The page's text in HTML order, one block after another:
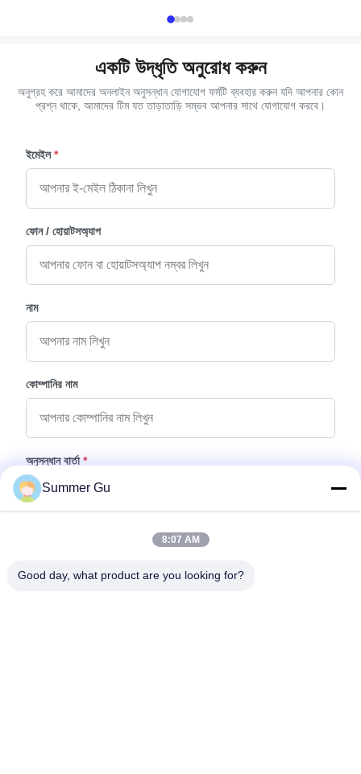
একটি উদ্ধৃতি অনুরোধ করুন
অনুগ্রহ করে আমাদের অনলাইন অনুসন্ধান যোগাযোগ ফর্মটি ব্যবহার করুন যদি আপনার কোন
প্রশ্ন থাকে, আমাদের টিম যত তাড়াতাড়ি সম্ভব আপনার সাথে যোগাযোগ করবে।
ইমেইল *
ফোন / হোয়াটসঅ্যাপ
নাম
কোম্পানির নাম
অনুসন্ধান বার্তা *
Summer Gu
8:07 AM
Good day, what product are you looking for?